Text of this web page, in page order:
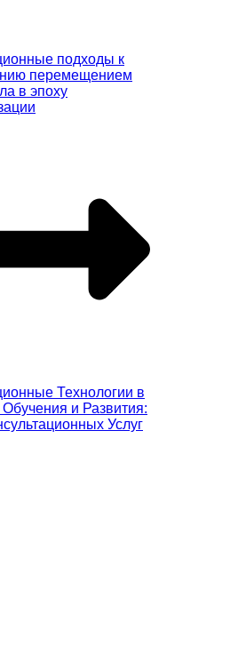
подходы к
перемещением
в эпоху
Технологии в
и Развития:
Услуг